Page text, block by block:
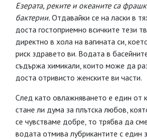
Езерата, реките и океаните са
бактерии. Отдавайки се на ласки в
доста гостоприемно всичките тези
директно в хола на вагината си,
риск здравето ви. Водата в
съдържа химикали, които може да
доста отривисто женските ви части.
След като овлажняването е един от
стане ли дума за плътска любов,
се чувстваме добре, то трябва да
водата отмива лубрикантите с един